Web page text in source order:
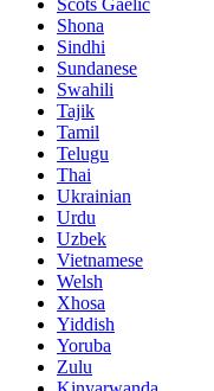
Shona
Sindhi
Sundanese
Swahili
Tajik
Tamil
Telugu
Thai
Ukrainian
Urdu
Uzbek
Vietnamese
Welsh
Xhosa
Yiddish
Yoruba
Zulu